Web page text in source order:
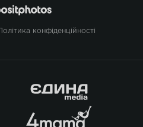
Політика конфіденційності